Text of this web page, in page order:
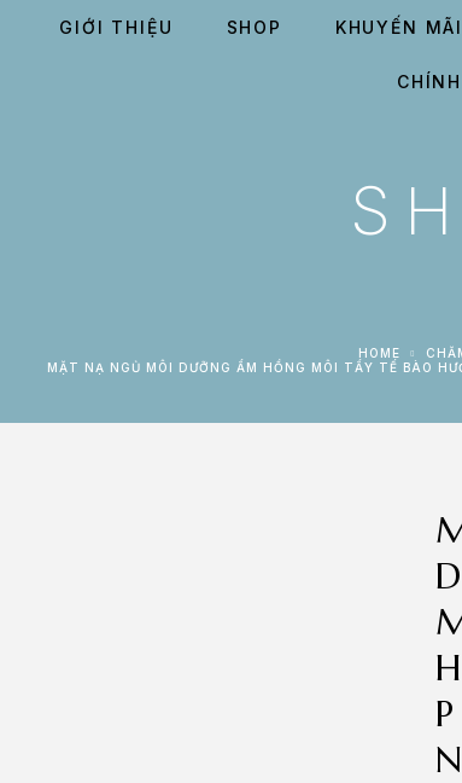
GIỚI THIỆU SHOP KHUYẾN MÃI
HOME
MẶT NẠ NGỦ MÔI DƯỠNG ẨM HỒNG MÔI TẨY TẾ BÀO